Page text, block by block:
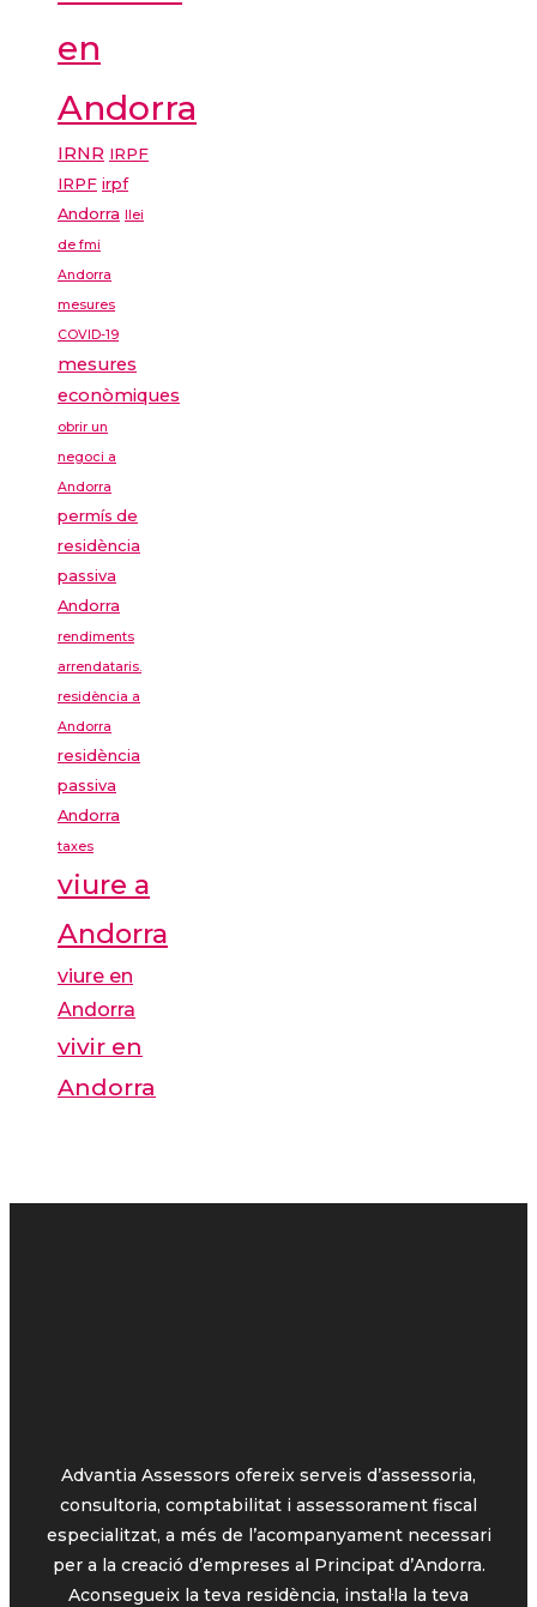
en
Andorra
IRNR IRPF
IRPF irpf
Andorra llei
de fmi
Andorra
mesures
COVID-19
mesures
econòmiques
obrir un
negoci a
Andorra
permís de
residència
passiva
Andorra
rendiments
arrendataris.
residència a
Andorra
residència
passiva
Andorra
taxes
viure a
Andorra
viure en
Andorra
vivir en
Andorra
Advantia Assessors ofereix serveis d’assessoria,
consultoria, comptabilitat i assessorament fiscal
especialitzat, a més de l’acompanyament necessari
per a la creació d’empreses al Principat d’Andorra.
Aconsegueix la teva residència, instal·la la teva